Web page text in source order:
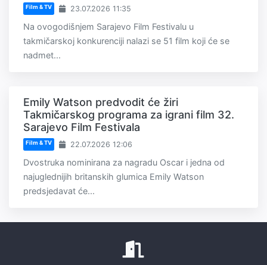
Film & TV 23.07.2026 11:35
Na ovogodišnjem Sarajevo Film Festivalu u
takmičarskoj konkurenciji nalazi se 51 film koji će se
nadmet...
Emily Watson predvodit će žiri
Takmičarskog programa za igrani film 32.
Sarajevo Film Festivala
Film & TV 22.07.2026 12:06
Dvostruka nominirana za nagradu Oscar i jedna od
najuglednijih britanskih glumica Emily Watson
predsjedavat će...